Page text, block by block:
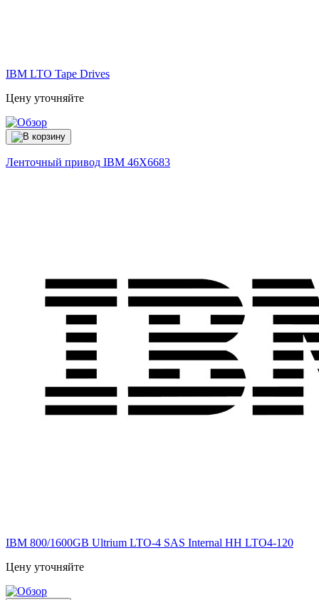
IBM LTO Tape Drives
Цену уточняйте
Ленточный привод IBM 46X6683
IBM 800/1600GB Ultrium LTO-4 SAS Internal HH LTO4-120
Цену уточняйте